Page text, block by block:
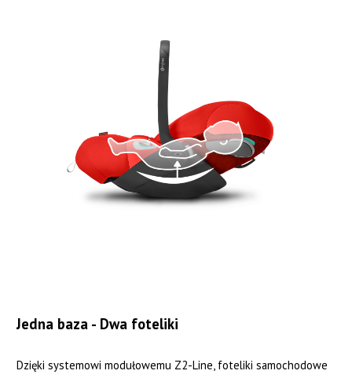
Jedna baza - Dwa foteliki
Dzięki systemowi modułowemu Z2-Line, foteliki samochodowe